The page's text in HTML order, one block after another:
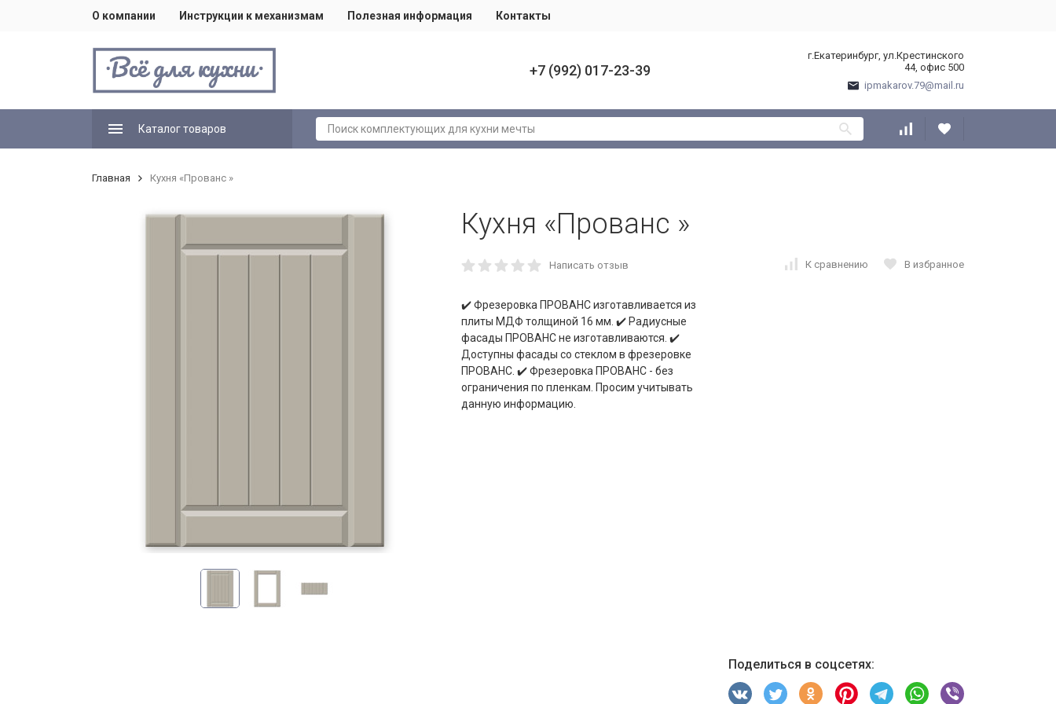
О компании Инструкции к механизмам Полезная информация Контакты
+7 (992) 017-23-39
г.Екатеринбург, ул.Крестинского
44, офис 500
ipmakarov.79@mail.ru
Каталог товаров
Главная Кухня «Прованс »
Кухня «Прованс »
Написать отзыв К сравнению В избранное
✔️ Фрезеровка ПРОВАНС изготавливается из
плиты МДФ толщиной 16 мм. ✔️ Радиусные
фасады ПРОВАНС не изготавливаются. ✔️
Доступны фасады со стеклом в фрезеровке
ПРОВАНС. ✔️ Фрезеровка ПРОВАНС - без
ограничения по пленкам. Просим учитывать
данную информацию.
Поделиться в соцсетях: